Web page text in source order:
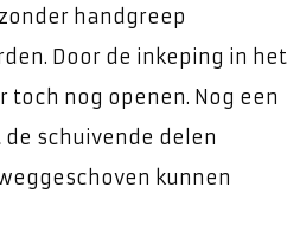
handgreep
Door de inkeping in het
toch nog openen. Nog een
schuivende delen
kunnen